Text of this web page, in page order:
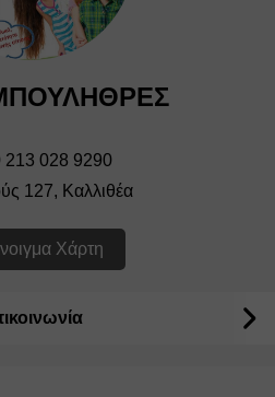
213 028 9290
127, Καλλιθέα
Χάρτη